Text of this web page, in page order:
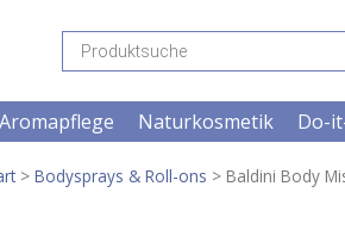
Products
search
Aromapflege Naturkosmetik Do-
> Bodysprays & Roll-ons > Baldini Body